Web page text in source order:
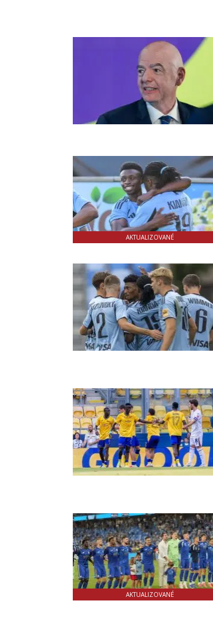
AKTUALIZOVANÉ
AKTUALIZOVANÉ